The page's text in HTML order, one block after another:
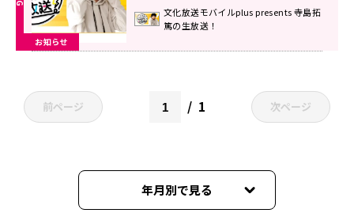
お知らせ
送！』文化放送モバイルplus presents 寺島拓
篤の生放送！
前ページ 1 次ページ
年月別で見る